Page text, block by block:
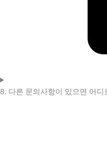
8. 다른 문의사항이 있으면 어디